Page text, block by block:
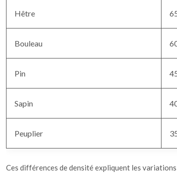
Hêtre
Bouleau
Pin
Sapin
Peuplier
Ces différences de densité expliquent les